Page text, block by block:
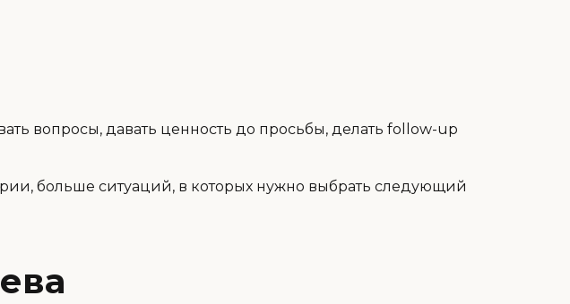
вопросы, давать ценность до просьбы, делать follow-up
больше ситуаций, в которых нужно выбрать следующий